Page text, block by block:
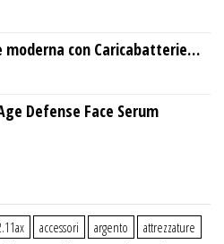
con Caricabatterie
Defense Face Serum
accessori argento
attrezzature